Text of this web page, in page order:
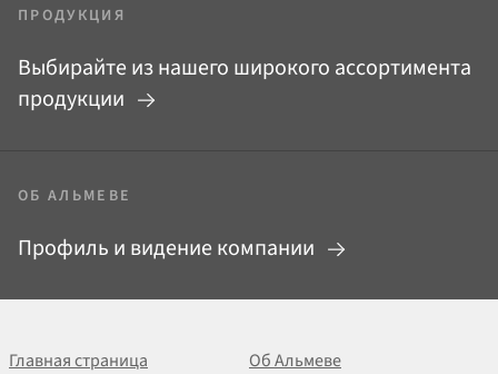
ПРОДУКЦИЯ
Выбирайте из нашего широкого ассортимента
продукции
ОБ АЛЬМЕВЕ
Профиль и видение компании
Главная страница
Об Альмеве